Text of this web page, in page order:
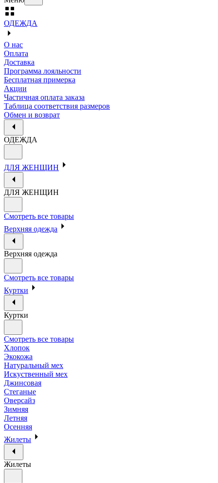
ОДЕЖДА
О нас
Оплата
Доставка
Программа лояльности
Бесплатная примерка
Акции
Частичная оплата заказа
Таблица соответствия размеров
Обмен и возврат
ОДЕЖДА
ДЛЯ ЖЕНЩИН
ДЛЯ ЖЕНЩИН
Смотреть все товары
Верхняя одежда
Верхняя одежда
Смотреть все товары
Куртки
Куртки
Смотреть все товары
Хлопок
Экокожа
Натуральный мех
Искуственный мех
Джинсовая
Стеганые
Оверсайз
Зимняя
Летняя
Осенняя
Жилеты
Жилеты